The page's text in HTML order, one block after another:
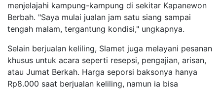
menjelajahi kampung-kampung di sekitar Kapanewon
Berbah. "Saya mulai jualan jam satu siang sampai
tengah malam, tergantung kondisi," ungkapnya.
Selain berjualan keliling, Slamet juga melayani pesanan
khusus untuk acara seperti resepsi, pengajian, arisan,
atau Jumat Berkah. Harga seporsi baksonya hanya
Rp8.000 saat berjualan keliling, namun ia bisa